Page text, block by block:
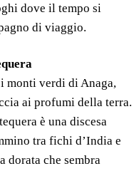
dove il tempo si
di viaggio.
monti verdi di Anaga,
ai profumi della terra.
è una discesa
tra fichi d’India e
dorata che sembra